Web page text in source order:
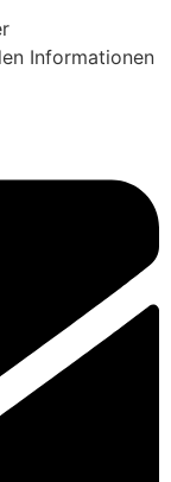
Informationen